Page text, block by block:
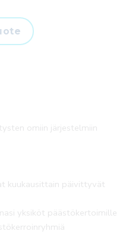
omiin järjestelmiin
kuukausittain päivittyvät
yksiköt päästökertoimille